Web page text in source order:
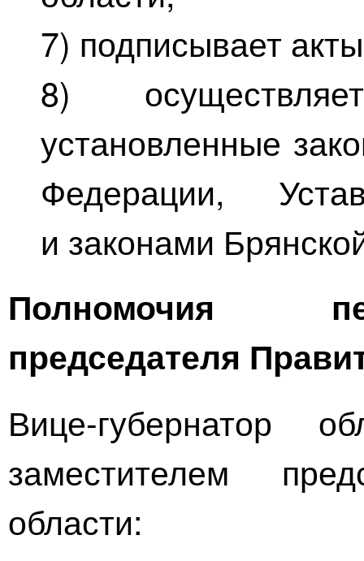
7) подписывает
8)
установленные
Федерации,
и законами
Полномочия
председателя
Вице-губернатор
заместителем
области: